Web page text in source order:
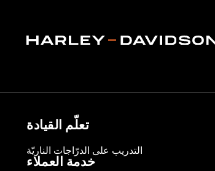
Material:Silver zinc plated spokes and nipples
تعلّم القيادة
التدريب على الدرّاجات الناريّة
خدمة العملاء